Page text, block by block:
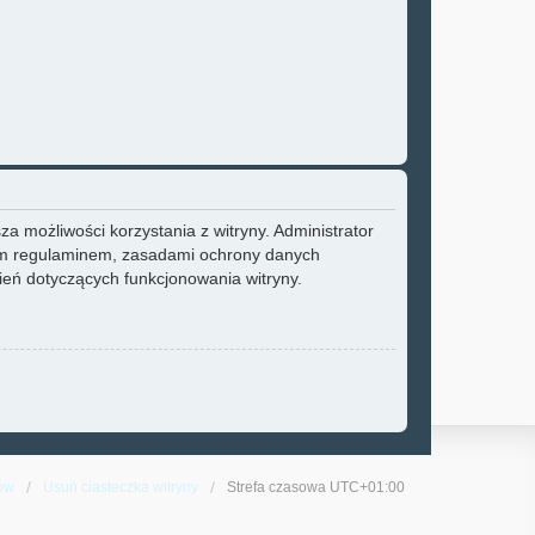
możliwości korzystania z witryny. Administrator
regulaminem, zasadami ochrony danych
dotyczących funkcjonowania witryny.
Usuń ciasteczka witryny Strefa czasowa UTC+01:00